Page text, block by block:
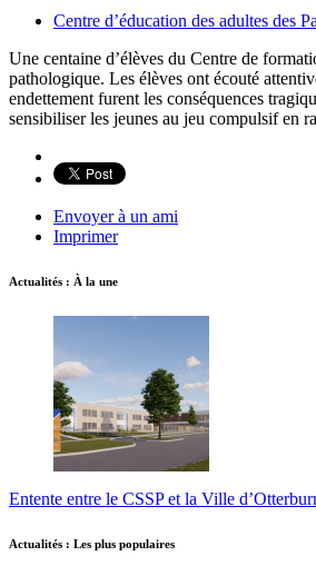
Centre d’éducation des adultes des
Une centaine d’élèves du Centre de
pathologique. Les élèves ont écouté
endettement furent les conséquences
sensibiliser les jeunes au jeu compulsif en
Envoyer à un ami
Imprimer
Actualités : À la une
Entente entre le CSSP et la Ville
Actualités : Les plus populaires